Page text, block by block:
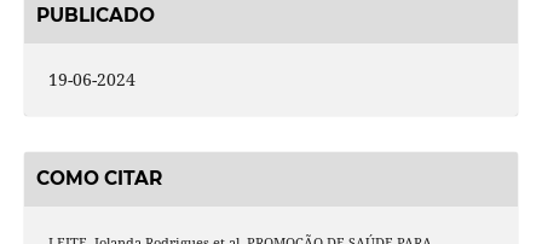
PUBLICADO
19-06-2024
COMO CITAR